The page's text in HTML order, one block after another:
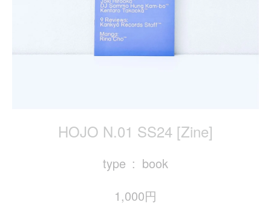
HOJO N.01 SS24 [Zine]
type
book
1,000円